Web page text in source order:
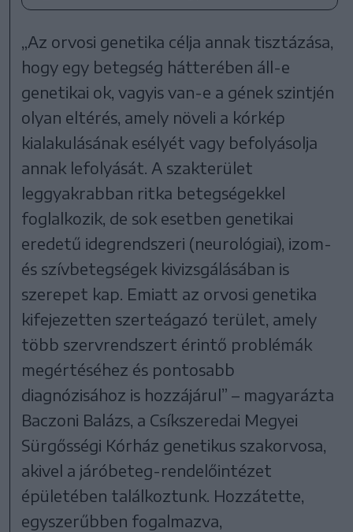
„Az orvosi genetika célja annak tisztázása,
hogy egy betegség hátterében áll-e
genetikai ok, vagyis van-e a gének szintjén
olyan eltérés, amely növeli a kórkép
kialakulásának esélyét vagy befolyásolja
annak lefolyását. A szakterület
leggyakrabban ritka betegségekkel
foglalkozik, de sok esetben genetikai
eredetű idegrendszeri (neurológiai), izom-
és szívbetegségek kivizsgálásában is
szerepet kap. Emiatt az orvosi genetika
kifejezetten szerteágazó terület, amely
több szervrendszert érintő problémák
megértéséhez és pontosabb
diagnózisához is hozzájárul” – magyarázta
Baczoni Balázs, a Csíkszeredai Megyei
Sürgősségi Kórház genetikus szakorvosa,
akivel a járóbeteg-rendelőintézet
épületében találkoztunk. Hozzátette,
egyszerűbben fogalmazva,